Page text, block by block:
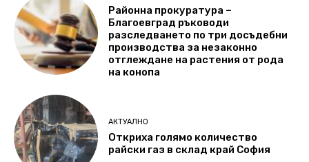
Районна прокуратура –
Благоевград ръководи
разследването по три досъдебни
производства за незаконно
отглеждане на растения от рода
на конопа
АКТУАЛНО
Откриха голямо количество
райски газ в склад край София